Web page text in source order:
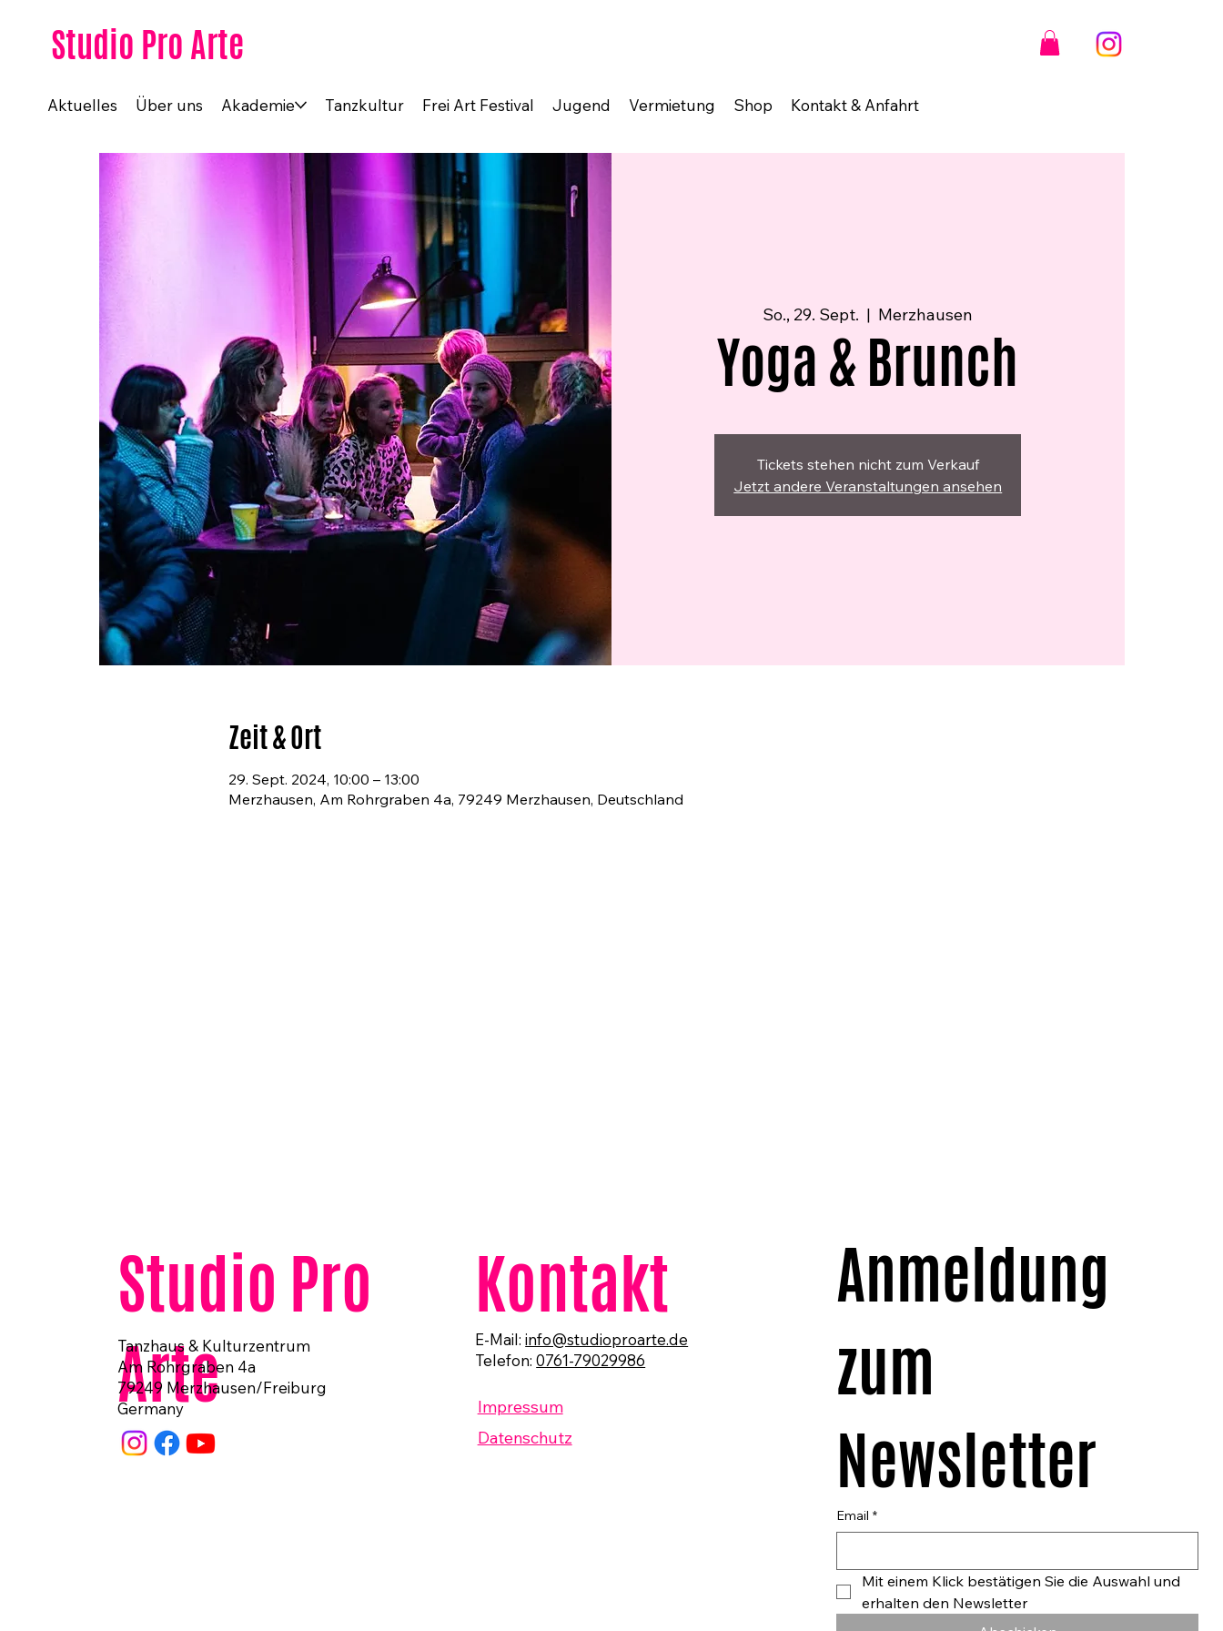
Studio Pro Arte
Aktuelles Über uns Akademie Tanzkultur Frei Art Festival Jugend Vermietung Shop Kontakt & Anfahrt
So., 29. Sept.
  |
Merzhausen
Yoga & Brunch
Tickets stehen nicht zum Verkauf
Jetzt andere Veranstaltungen ansehen
Zeit & Ort
29. Sept. 2024, 10:00 – 13:00
Merzhausen, Am Rohrgraben 4a, 79249 Merzhausen, Deutschland
Impressum
Datenschutz
Studio Pro
Arte
Tanzhaus & Kulturzentrum
Am Rohrgraben 4a
79249 Merzhausen/Freiburg
Germany
Kontakt
E-Mail:info@studioproarte.de
Telefon:0761-79029986
Anmeldung
zum
Newsletter
Email *
Mit einem Klick bestätigen Sie die Auswahl und
erhalten den Newsletter